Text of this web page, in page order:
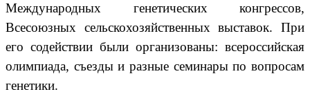
Международных генетических конгрессов,
Всесоюзных сельскохозяйственных выставок. При
его содействии были организованы: всероссийская
олимпиада, съезды и разные семинары по вопросам
генетики.